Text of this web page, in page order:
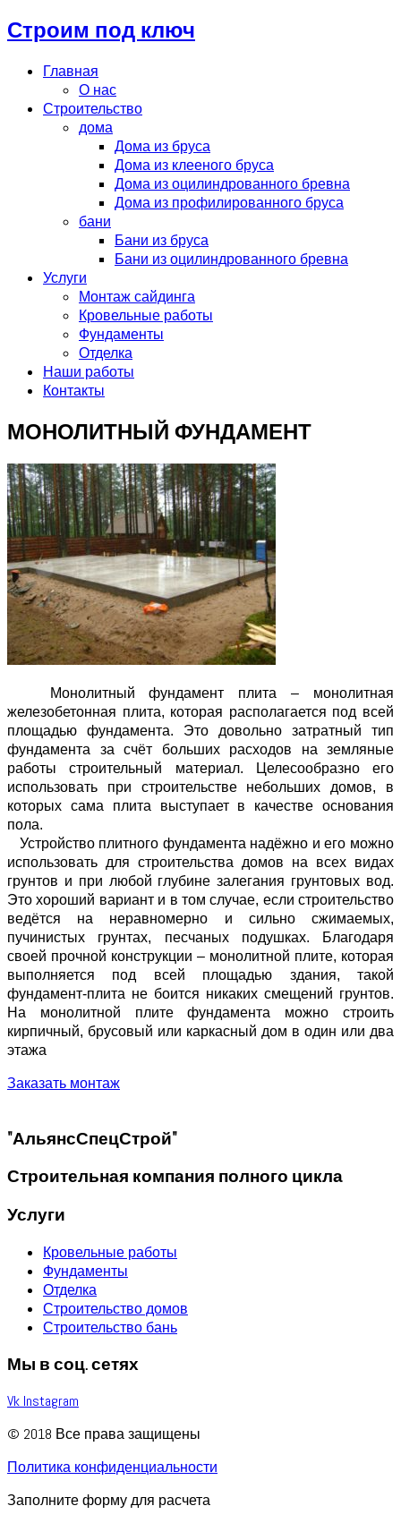
Строим под ключ
Главная
О нас
Строительство
дома
Дома из бруса
Дома из клееного бруса
Дома из оцилиндрованного бревна
Дома из профилированного бруса
бани
Бани из бруса
Бани из оцилиндрованного бревна
Услуги
Монтаж сайдинга
Кровельные работы
Фундаменты
Отделка
Наши работы
Контакты
МОНОЛИТНЫЙ ФУНДАМЕНТ
Монолитный фундамент плита – монолитная
железобетонная плита, которая располагается под всей
площадью фундамента. Это довольно затратный тип
фундамента за счёт больших расходов на земляные
работы строительный материал. Целесообразно его
использовать при строительстве небольших домов, в
которых сама плита выступает в качестве основания
пола.
Устройство плитного фундамента надёжно и его можно
использовать для строительства домов на всех видах
грунтов и при любой глубине залегания грунтовых вод.
Это хороший вариант и в том случае, если строительство
ведётся на неравномерно и сильно сжимаемых,
пучинистых грунтах, песчаных подушках. Благодаря
своей прочной конструкции – монолитной плите, которая
выполняется под всей площадью здания, такой
фундамент-плита не боится никаких смещений грунтов.
На монолитной плите фундамента можно строить
кирпичный, брусовый или каркасный дом в один или два
этажа
Заказать монтаж
"АльянсСпецСтрой"
Строительная компания полного цикла
Услуги
Кровельные работы
Фундаменты
Отделка
Строительство домов
Строительство бань
Мы в соц. сетях
Vk Instagram
© 2018 Все права защищены
Политика конфиденциальности
Заполните форму для расчета